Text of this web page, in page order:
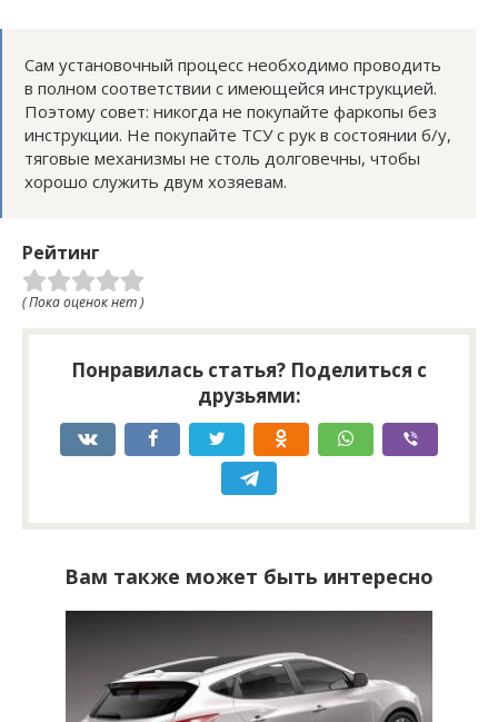
Сам установочный процесс необходимо проводить
в полном соответствии с имеющейся инструкцией.
Поэтому совет: никогда не покупайте фаркопы без
инструкции. Не покупайте ТСУ с рук в состоянии б/у,
тяговые механизмы не столь долговечны, чтобы
хорошо служить двум хозяевам.
Рейтинг
( Пока оценок нет )
Понравилась статья? Поделиться с
друзьями:
Вам также может быть интересно